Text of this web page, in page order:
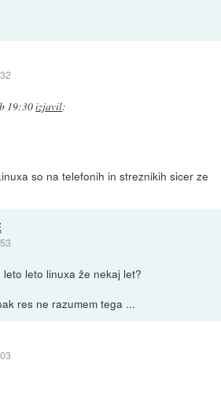
19:30izjavil:
so na telefonih in streznikih sicer ze
leto linuxa že nekaj let?
res ne razumem tega ...